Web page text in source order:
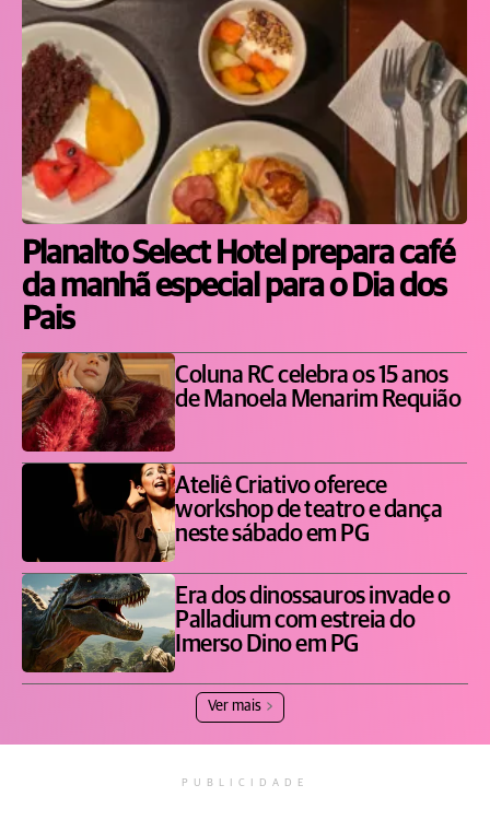
Planalto Select Hotel prepara café
da manhã especial para o Dia dos
Pais
Coluna RC celebra os 15 anos
de Manoela Menarim Requião
Ateliê Criativo oferece
workshop de teatro e dança
neste sábado em PG
Era dos dinossauros invade o
Palladium com estreia do
Imerso Dino em PG
Ver mais
PUBLICIDADE